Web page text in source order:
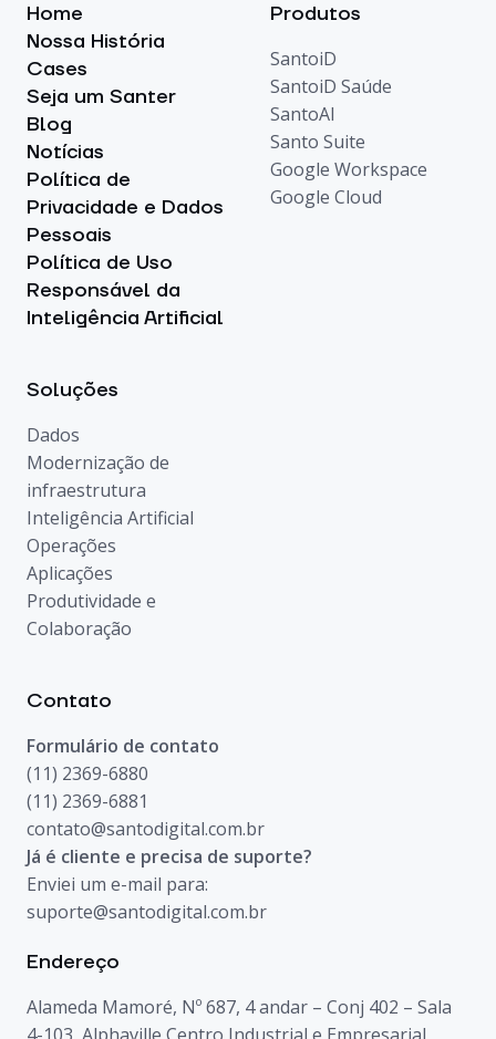
Home
Nossa História
Cases
Seja um Santer
Blog
Notícias
Política de
Privacidade e Dados
Pessoais
Política de Uso
Responsável da
Inteligência Artificial
Produtos
SantoiD
SantoiD Saúde
SantoAI
Santo Suite
Google Workspace
Google Cloud
Soluções
Dados
Modernização de
infraestrutura
Inteligência Artificial
Operações
Aplicações
Produtividade e
Colaboração
Contato
Formulário de contato
(11) 2369-6880
(11) 2369-6881
contato@santodigital.com.br
Já é cliente e precisa de suporte?
Enviei um e-mail para:
suporte@santodigital.com.br
Endereço
Alameda Mamoré, Nº 687, 4 andar – Conj 402 – Sala